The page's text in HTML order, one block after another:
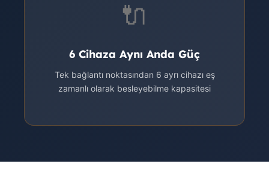
🔌
6 Cihaza Aynı Anda Güç
Tek bağlantı noktasından 6 ayrı cihazı eş
zamanlı olarak besleyebilme kapasitesi